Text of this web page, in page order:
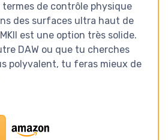
termes de contrôle physique
des surfaces ultra haut de
est une option très solide.
DAW ou que tu cherches
polyvalent, tu feras mieux de